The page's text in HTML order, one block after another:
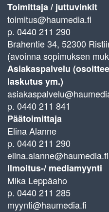
Toimittaja / juttuvinkit
toimitus@haumedia.fi
p. 0440 211 290
Brahentie 34, 52300
(avoinna sopimuksen
Asiakaspalvelu
laskutus ym.)
p. 0440 211 841
Päätoimittaja
Elina Alanne
p. 0440 211 290
elina.alanne@haumedia.fi
Ilmoitus-/ mediamyynti
Mika Leppäaho
p. 0440 211 285
myynti@haumedia.fi